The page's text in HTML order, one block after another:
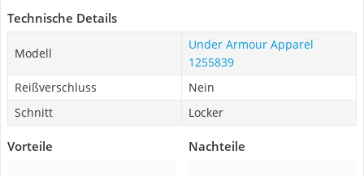
Technische Details
Modell
Under Armour Apparel
1255839
Reißverschluss
Nein
Schnitt
Locker
Vorteile Nachteile